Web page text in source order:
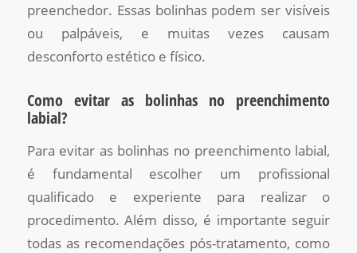
preenchedor. Essas bolinhas podem ser visíveis
ou palpáveis, e muitas vezes causam
desconforto estético e físico.
Como evitar as bolinhas no preenchimento
labial?
Para evitar as bolinhas no preenchimento labial,
é fundamental escolher um profissional
qualificado e experiente para realizar o
procedimento. Além disso, é importante seguir
todas as recomendações pós-tratamento, como